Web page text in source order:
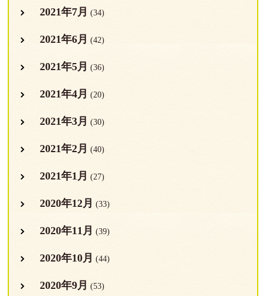
2021年7月 (34)
2021年6月 (42)
2021年5月 (36)
2021年4月 (20)
2021年3月 (30)
2021年2月 (40)
2021年1月 (27)
2020年12月 (33)
2020年11月 (39)
2020年10月 (44)
2020年9月 (53)